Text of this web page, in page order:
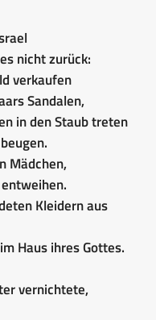
nicht zurück:
verkaufen
Sandalen,
in den Staub treten
Mädchen,
Kleidern aus
Haus ihres Gottes.
vernichtete,